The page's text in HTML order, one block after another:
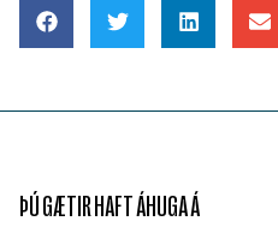
ÞÚ GÆTIR HAFT ÁHUGA Á